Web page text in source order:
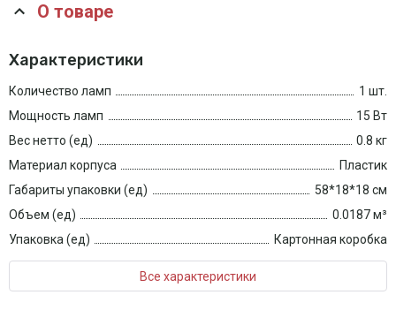
О товаре
Характеристики
Количество ламп
1 шт.
Мощность ламп
15 Вт
Вес нетто (ед)
0.8 кг
Материал корпуса
Пластик
Габариты упаковки (ед)
58*18*18 см
Объем (ед)
0.0187 м³
Упаковка (ед)
Картонная коробка
Все характеристики